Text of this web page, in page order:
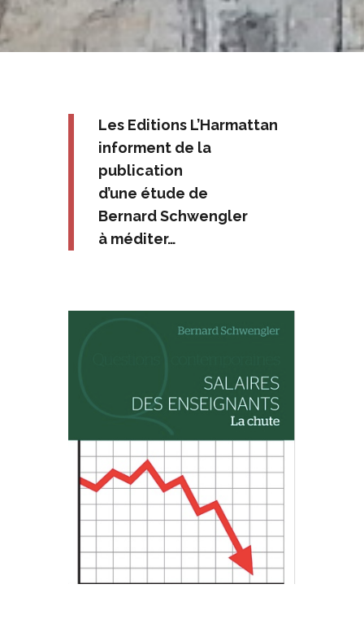
Les Editions L’Harmattan
informent de la
publication
d’une étude de
Bernard Schwengler
à méditer…